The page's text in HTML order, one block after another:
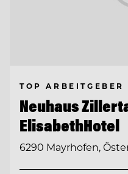
TOP ARBEITGEBER
Neuhaus
ElisabethHotel
6290 Mayrhofen,